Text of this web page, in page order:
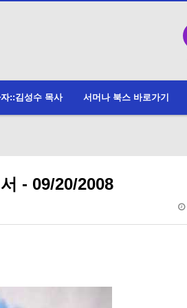
::김성수 목사 서머나 북스 바로가기
- 09/20/2008